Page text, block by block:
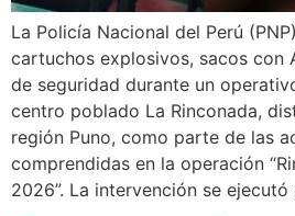
La Policía Nacional del Perú
cartuchos explosivos, sacos con
de seguridad durante un
centro poblado La Rinconada,
región Puno, como parte de las
comprendidas en la operación
2026”. La intervención se